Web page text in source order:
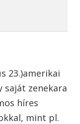
23.)amerikai
saját zenekara
híres
mint pl.